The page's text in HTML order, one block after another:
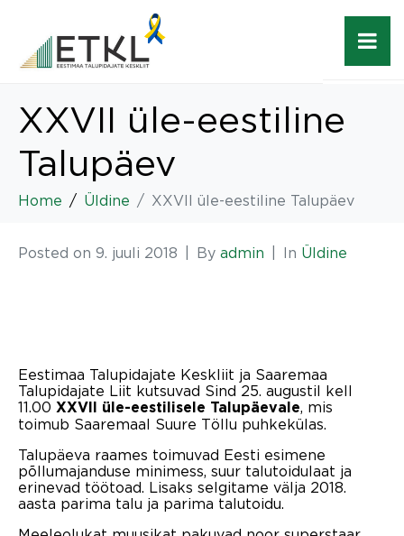
XXVII üle-eestiline
Talupäev
Home Üldine XXVII üle-eestiline Talupäev
Posted on 9. juuli 2018 By admin In Üldine
Eestimaa Talupidajate Keskliit ja Saaremaa
Talupidajate Liit kutsuvad Sind 25. augustil kell
11.00 XXVII üle-eestilisele Talupäevale, mis
toimub Saaremaal Suure Töllu puhkekülas.
Talupäeva raames toimuvad Eesti esimene
põllumajanduse minimess, suur talutoidulaat ja
erinevad töötoad. Lisaks selgitame välja 2018.
aasta parima talu ja parima talutoidu.